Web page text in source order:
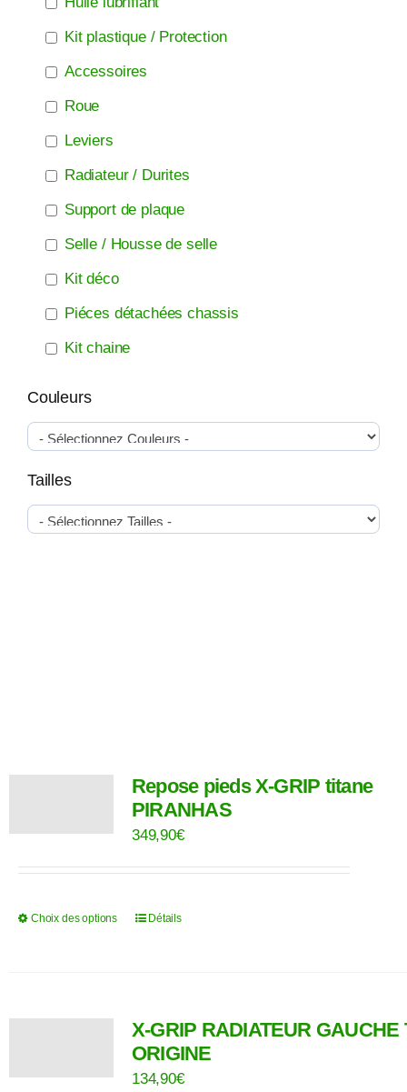
Repose pieds X-GRIP titane
PIRANHAS
349,90€
Choix des options
Ce
variations.
Les
options
Détails
X-GRIP RADIATEUR GAUCHE
ORIGINE
134,90€
Kit plastique / Protection
Accessoires
Roue
Leviers
Radiateur / Durites
Support de plaque
Selle / Housse de selle
Kit déco
Piéces détachées chassis
Kit chaine
Couleurs
Tailles